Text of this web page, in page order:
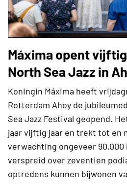
Máxima opent
North Sea Jazz in
Koningin Máxima heeft
Rotterdam Ahoy de
Sea Jazz Festival geopend.
jaar vijftig jaar en trekt tot en
verwachting ongeveer 90.000
verspreid over zeventien
optredens kunnen bijwonen